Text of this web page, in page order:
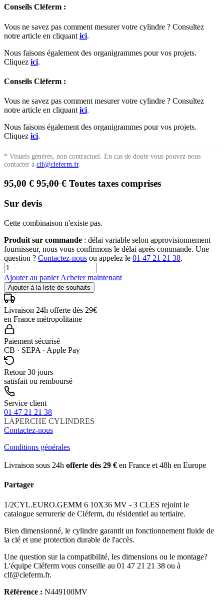
Conseils Cléferm :
Vous ne savez pas comment mesurer votre cylindre ? Consultez
notre article en cliquant ici.
Nous faisons également des organigrammes pour vos projets.
Cliquez ici.
Conseils Cléferm :
Vous ne savez pas comment mesurer votre cylindre ? Consultez
notre article en cliquant ici.
Nous faisons également des organigrammes pour vos projets.
Cliquez ici.
* Visuels générés, non contractuel. En cas de doute vous pouvez nous
contacter à clf@cleferm.fr.
95,00 € 95,00€ Toutes taxes comprises
Sur devis
Cette combinaison n'existe pas.
Produit sur commande : délai variable selon approvisionnement
fournisseur, nous vous confirmons le délai après commande. Une
question ? Contactez-nous ou appelez le 01 47 21 21 38.
Ajouter au panierAcheter maintenant
Ajouter à la liste de souhaits
Livraison 24h offerte dès 29€
en France métropolitaine
Paiement sécurisé
CB · SEPA · Apple Pay
Retour 30 jours
satisfait ou remboursé
Service client
01 47 21 21 38
LAPERCHE CYLINDRES
Contactez-nous
Conditions générales
Livraison sous 24h offerte dès 29 € en France et 48h en Europe
Partager
1/2CYL.EURO.GEMM 6 10X36 MV - 3 CLES rejoint le
catalogue serrurerie de Cléferm, du résidentiel au tertiaire.
Bien dimensionné, le cylindre garantit un fonctionnement fluide de
la clé et une protection durable de l'accès.
Une question sur la compatibilité, les dimensions ou le montage?
L'équipe Cléferm vous conseille au 01 47 21 21 38 ou à
clf@cleferm.fr.
Référence : N449100MV